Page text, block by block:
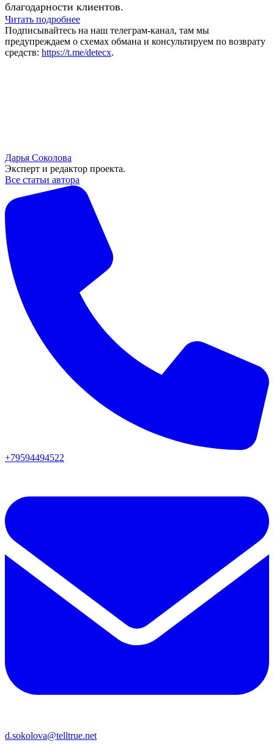
благодарности клиентов.
Читать подробнее
Подписывайтесь на наш телеграм-канал, там мы
предупреждаем о схемах обмана и консультируем по возврату
средств: https://t.me/detecx.
Дарья Соколова
Эксперт и редактор проекта.
Все статьи автора
+79594494522
d.sokolova@telltrue.net